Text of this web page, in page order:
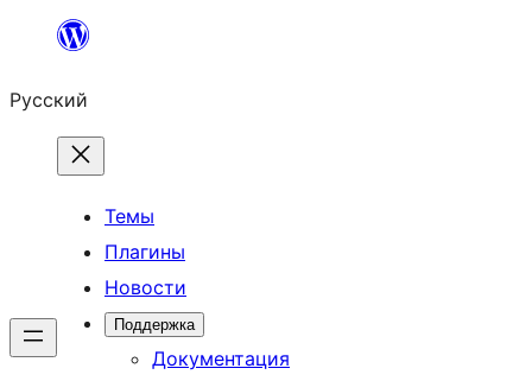
Перейти
содержимому
Русский
Темы
Плагины
Новости
Поддержка
Документация